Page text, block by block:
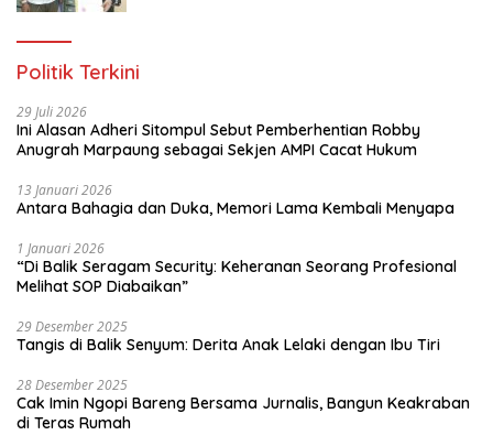
Politik Terkini
29 Juli 2026
Ini Alasan Adheri Sitompul Sebut Pemberhentian Robby
Anugrah Marpaung sebagai Sekjen AMPI Cacat Hukum
13 Januari 2026
Antara Bahagia dan Duka, Memori Lama Kembali Menyapa
1 Januari 2026
“Di Balik Seragam Security: Keheranan Seorang Profesional
Melihat SOP Diabaikan”
29 Desember 2025
Tangis di Balik Senyum: Derita Anak Lelaki dengan Ibu Tiri
28 Desember 2025
Cak Imin Ngopi Bareng Bersama Jurnalis, Bangun Keakraban
di Teras Rumah